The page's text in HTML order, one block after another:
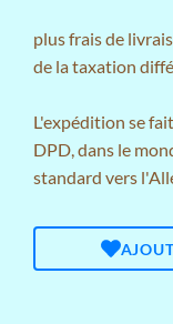
plusfrais de
de la taxation
L'expédition se
DPD, dans le
standard vers